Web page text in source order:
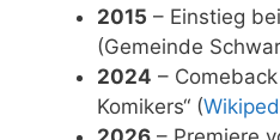
2015 – Einstieg
(Gemeinde
2024 –
Komikers“ (